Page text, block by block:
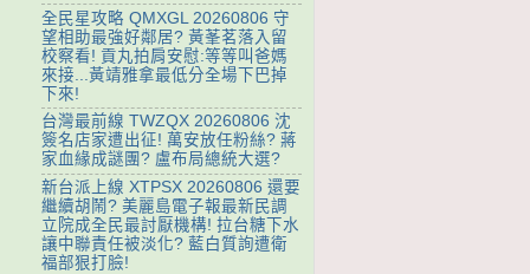
全民星攻略 QMXGL 20260806 守
望相助最強好鄰居? 黃莑茗落入留
校察看! 貢丸拍肩安慰:等等叫爸媽
來接...黃靖雅拿最低分全場下巴掉
下來!
台灣最前線 TWZQX 20260806 沈
簽名店家遭出征! 萬安放任粉絲? 蔣
家血緣成謎團? 盧布局總統大選?
新台派上線 XTPSX 20260806 還要
繼續胡鬧? 美麗島電子報最新民調
立院成全民最討厭機構! 拉台糖下水
讓中聯責任被淡化? 藍白質詢遭衛
福部狠打臉!